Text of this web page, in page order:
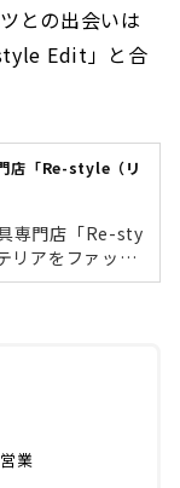
との出会いは
Edit」と合
店「Re-style（リ
専門店「Re-sty
リアをファッシ
ンセプトに、中
ザイナーズ家具
ンス、販売を行
ようなものなの
3店舗を巡りな
「Re-style」名
業